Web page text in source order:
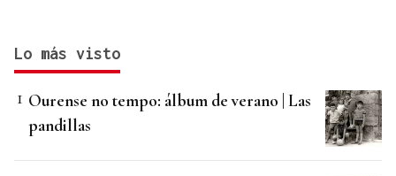
Lo más visto
Ourense no tempo: álbum de verano | Las
pandillas